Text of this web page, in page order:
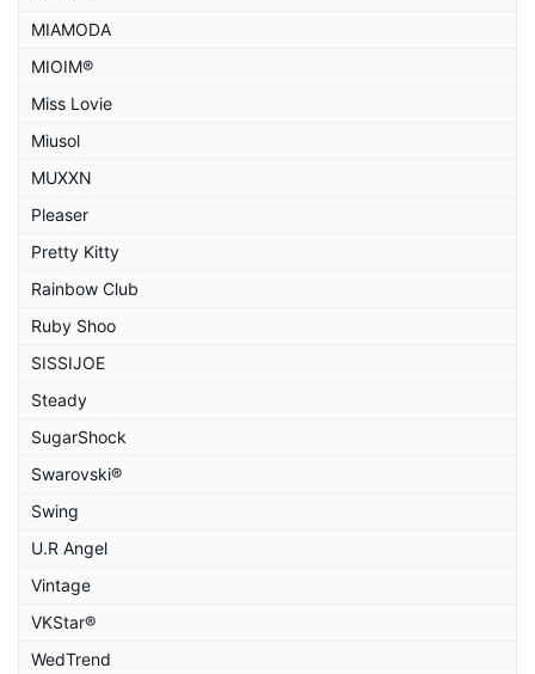
MIAMODA
MIOIM®
Miss Lovie
Miusol
MUXXN
Pleaser
Pretty Kitty
Rainbow Club
Ruby Shoo
SISSIJOE
Steady
SugarShock
Swarovski®
Swing
U.R Angel
Vintage
VKStar®
WedTrend